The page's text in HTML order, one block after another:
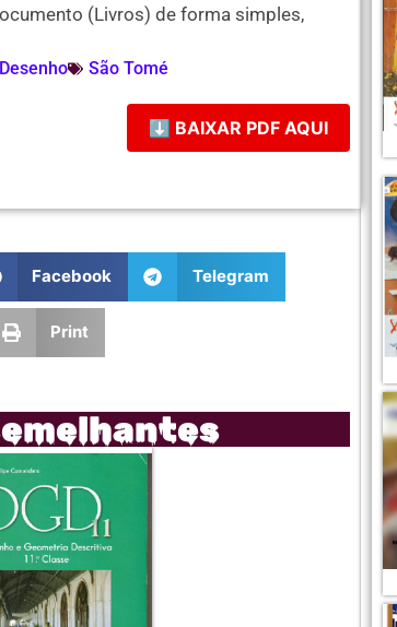
(Livros) de forma simples,
Desenho São Tomé
⬇ BAIXAR PDF AQUI
Facebook Telegram
Print